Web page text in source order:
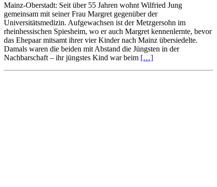
Mainz-Oberstadt: Seit über 55 Jahren wohnt Wilfried Jung
gemeinsam mit seiner Frau Margret gegenüber der
Universitätsmedizin. Aufgewachsen ist der Metzgersohn im
rheinhessischen Spiesheim, wo er auch Margret kennenlernte, bevor
das Ehepaar mitsamt ihrer vier Kinder nach Mainz übersiedelte.
Damals waren die beiden mit Abstand die Jüngsten in der
Nachbarschaft – ihr jüngstes Kind war beim […]